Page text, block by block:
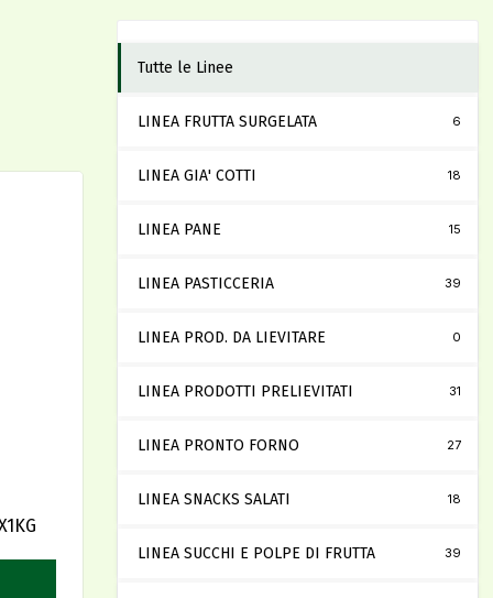
Tutte le Linee
LINEA FRUTTA SURGELATA 6
LINEA GIA' COTTI 18
LINEA PANE 15
LINEA PASTICCERIA 39
LINEA PROD. DA LIEVITARE 0
LINEA PRODOTTI PRELIEVITATI 31
LINEA PRONTO FORNO 27
LINEA SNACKS SALATI 18
LINEA SUCCHI E POLPE DI FRUTTA 39